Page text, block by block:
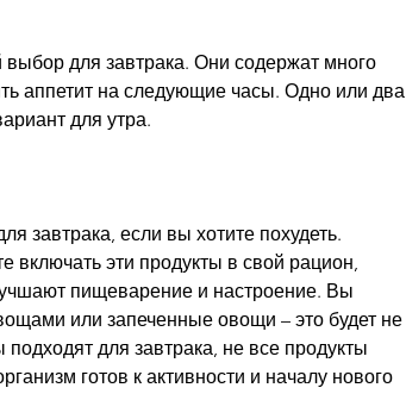
для завтрака. Они содержат много
аппетит на следующие часы. Одно или два
для утра.
завтрака, если вы хотите похудеть.
включать эти продукты в свой рацион,
пищеварение и настроение. Вы
или запеченные овощи – это будет не
подходят для завтрака, не все продукты
готов к активности и началу нового